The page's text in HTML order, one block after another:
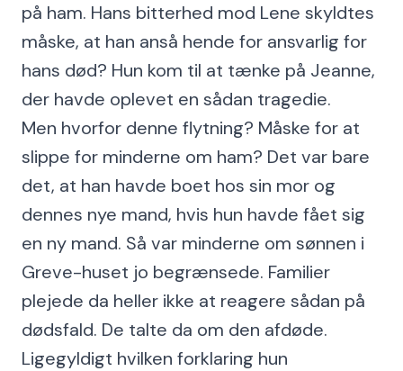
på ham. Hans bitterhed mod Lene skyldtes
måske, at han anså hende for ansvarlig for
hans død? Hun kom til at tænke på Jeanne,
der havde oplevet en sådan tragedie.
Men hvorfor denne flytning? Måske for at
slippe for minderne om ham? Det var bare
det, at han havde boet hos sin mor og
dennes nye mand, hvis hun havde fået sig
en ny mand. Så var minderne om sønnen i
Greve-huset jo begrænsede. Familier
plejede da heller ikke at reagere sådan på
dødsfald. De talte da om den afdøde.
Ligegyldigt hvilken forklaring hun